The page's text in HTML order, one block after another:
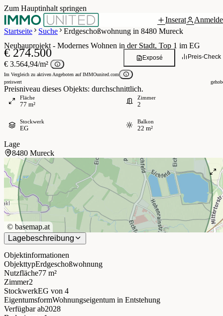
Zum Hauptinhalt springen
Inserat
Startseite
Suche Erdgeschoßwohnung in 8480 Mureck
Grundriss
Neubauprojekt - Modernes Wohnen in der Stadt, Top 1 im EG
€ 274.500
€ 3.564,94/m²
Im Vergleich zu aktiven Angeboten auf IMMOunited.com
preiswert
Preisniveau dieses Objekts: durchschnittlich.
Preis-Check
Exposé
Fläche
77 m²
Zimmer
2
Stockwerk
EG
Balkon
22 m²
Lage
8480 Mureck
© basemap.at
Lagebeschreibung
Objektinformationen
ObjekttypErdgeschoßwohnung
Nutzfläche77 m²
Zimmer2
StockwerkEG von 4
EigentumsformWohnungseigentum in Entstehung
Verfügbar ab2028